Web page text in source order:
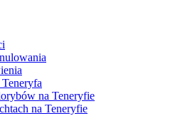
na Teneryfie
na Teneryfie